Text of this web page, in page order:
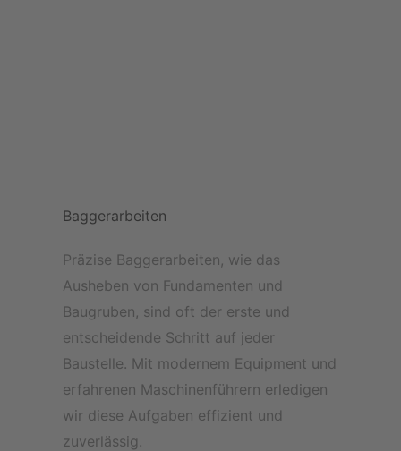
Baggerarbeiten
Präzise Baggerarbeiten, wie das
Ausheben von Fundamenten und
Baugruben, sind oft der erste und
entscheidende Schritt auf jeder
Baustelle. Mit modernem Equipment und
erfahrenen Maschinenführern erledigen
wir diese Aufgaben effizient und
zuverlässig.